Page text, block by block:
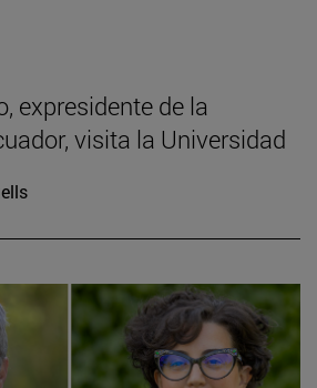
expresidente de la
visita la Universidad